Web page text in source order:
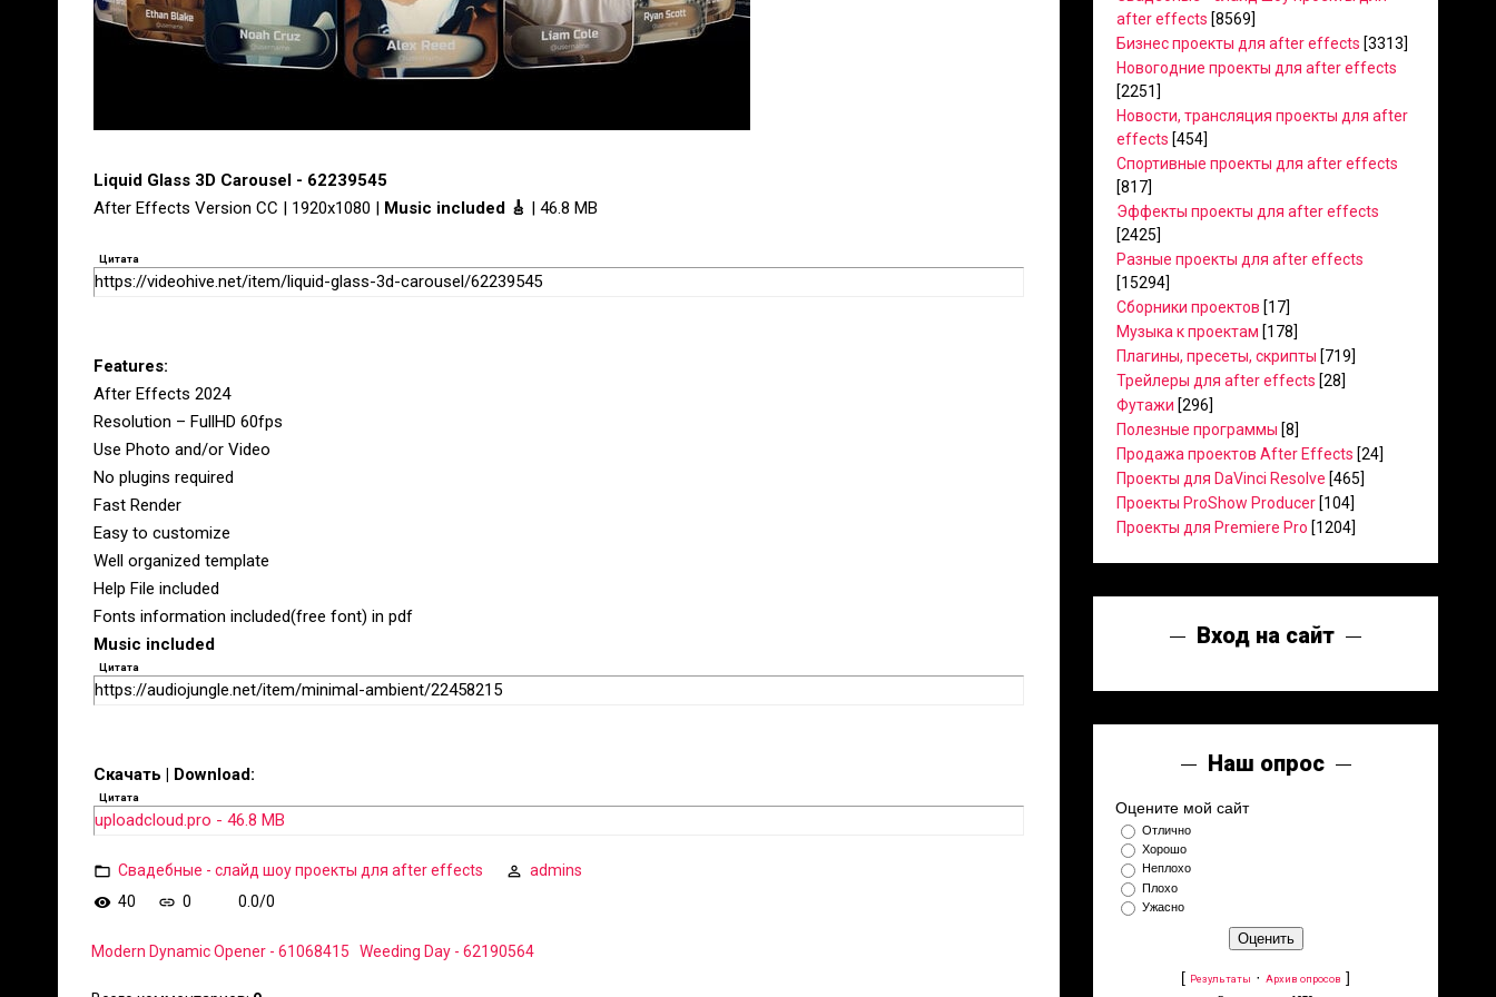
Liquid Glass 3D Carousel - 62239545
After Effects Version CC | 1920x1080 | Music included 🎸 | 46.8 MB
Цитата
https://videohive.net/item/liquid-glass-3d-carousel/62239545
Features:
After Effects 2024
Resolution – FullHD 60fps
Use Photo and/or Video
No plugins required
Fast Render
Easy to customize
Well organized template
Help File included
Fonts information included(free font) in pdf
Music included
Цитата
https://audiojungle.net/item/minimal-ambient/22458215
Скачать | Download:
Цитата
uploadcloud.pro - 46.8 MB
Свадебные - слайд шоу проекты для after effects
admins
40
0 0.0/0
Modern Dynamic Opener - 61068415 Weeding Day - 62190564
after effects [8569]
Бизнес проекты для after effects [3313]
Новогодние проекты для after effects
[2251]
Новости, трансляция проекты для after
effects [454]
Спортивные проекты для after effects
[817]
Эффекты проекты для after effects
[2425]
Разные проекты для after effects
[15294]
Сборники проектов [17]
Музыка к проектам [178]
Плагины, пресеты, скрипты [719]
Трейлеры для after effects [28]
Футажи [296]
Полезные программы [8]
Продажа проектов After Effects [24]
Проекты для DaVinci Resolve [465]
Проекты ProShow Producer [104]
Проекты для Premiere Pro [1204]
Вход на сайт
Наш опрос
Оцените мой сайт
Отлично
Хорошо
Неплохо
Плохо
Ужасно
[ Результаты · Архив опросов ]